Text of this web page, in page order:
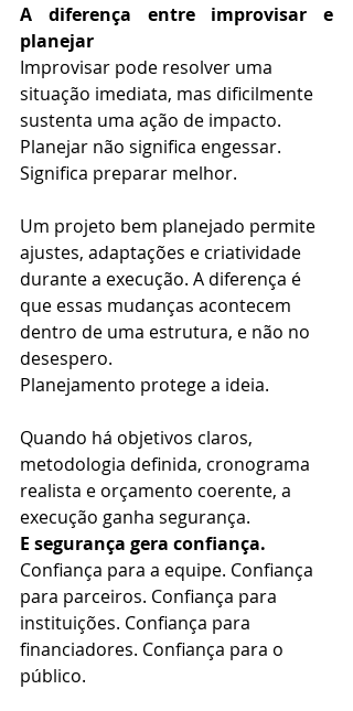
A diferença entre improvisar e
planejar
Improvisar pode resolver uma
situação imediata, mas dificilmente
sustenta uma ação de impacto.
Planejar não significa engessar.
Significa preparar melhor.
Um projeto bem planejado permite
ajustes, adaptações e criatividade
durante a execução. A diferença é
que essas mudanças acontecem
dentro de uma estrutura, e não no
desespero.
Planejamento protege a ideia.
Quando há objetivos claros,
metodologia definida, cronograma
realista e orçamento coerente, a
execução ganha segurança.
E segurança gera confiança.
Confiança para a equipe. Confiança
para parceiros. Confiança para
instituições. Confiança para
financiadores. Confiança para o
público.